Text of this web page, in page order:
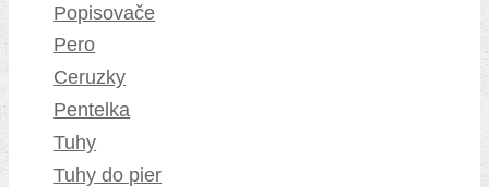
Popisovače
Pero
Ceruzky
Pentelka
Tuhy
Tuhy do pier